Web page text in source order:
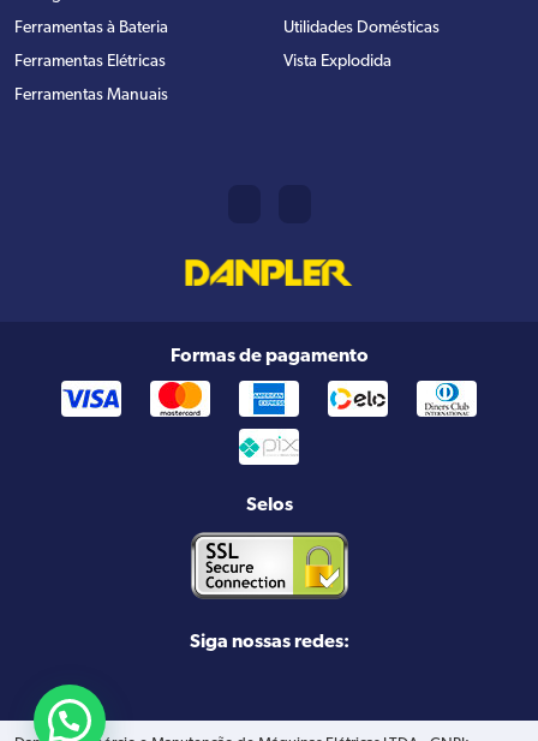
Ferramentas à Bateria
Ferramentas Elétricas
Ferramentas Manuais
Utilidades Domésticas
Vista Explodida
Formas de pagamento
Selos
Siga nossas redes: